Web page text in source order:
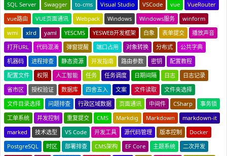
SQL Server
Swagger to-cms Visual Studio VSCode vue
VueRouter
vue路由
VUE页面通讯 Webpack Windows Windows服务
winform
wmi
xlrd yaml YESCMS YESWEB开发框架 白象 表单提交
播放声音
打开URL
代码混淆 弹窗提醒 端口占用 对象转换 分布式
公共字典
机器码
进程排查 静态资源 开发指南 路由参数 密钥
配置教程
配置文件
权限 人工智能 任务 任务调度 日期间隔 日志
日志记录
省市区
授权验证 数据库 四舍五入 文案 文件读取
文件夹选择
文件目录选择
问题排查 行政区域数据 页面通讯 中间件 CSharp
事务锁
工单系统
并发控制 重复提交 CMS Markdig Markdown
markdown-it
marked
技术选型 VS Code 开发工具 源代码管理 版本控制
Docker
PostgreSQL
时区 部署排查 CMS架构 EF Core 主题系统
二次开发